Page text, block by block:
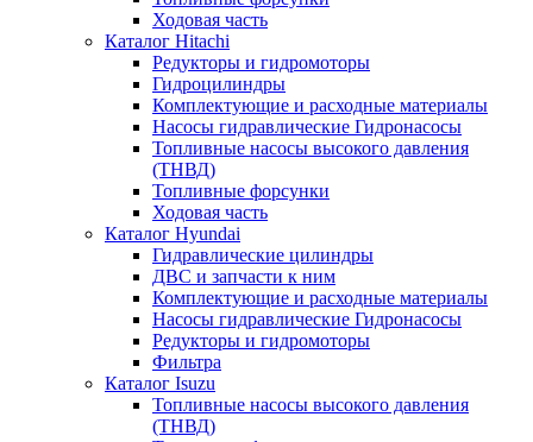
Ходовая часть
Каталог Hitachi
Редукторы и гидромоторы
Гидроцилиндры
Комплектующие и расходные материалы
Насосы гидравлические Гидронасосы
Топливные насосы высокого давления
(ТНВД)
Топливные форсунки
Ходовая часть
Каталог Hyundai
Гидравлические цилиндры
ДВС и запчасти к ним
Комплектующие и расходные материалы
Насосы гидравлические Гидронасосы
Редукторы и гидромоторы
Фильтра
Каталог Isuzu
Топливные насосы высокого давления
(ТНВД)